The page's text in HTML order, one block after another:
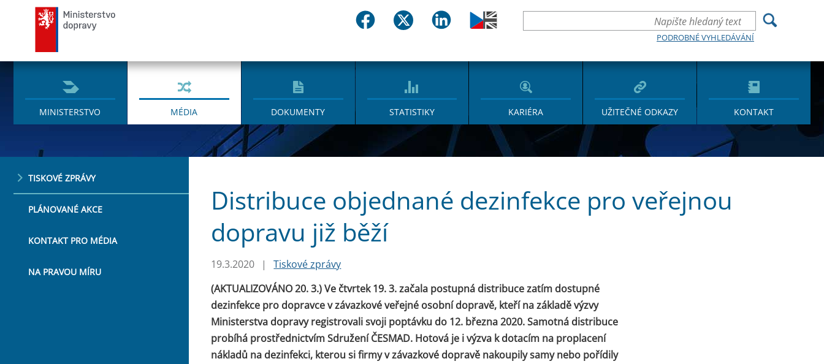
PODROBNÉ VYHLEDÁVÁNÍ
MINISTERSTVO MÉDIA DOKUMENTY STATISTIKY KARIÉRA UŽITEČNÉ ODKAZY KONTAKT
TISKOVÉ ZPRÁVY
PLÁNOVANÉ AKCE
KONTAKT PRO MÉDIA
NA PRAVOU MÍRU
Distribuce objednané dezinfekce pro veřejnou
dopravu již běží
19.3.2020 |
Tiskové zprávy
(AKTUALIZOVÁNO 20. 3.) Ve čtvrtek 19. 3. začala postupná distribuce zatím dostupné
dezinfekce pro dopravce v závazkové veřejné osobní dopravě, kteří na základě výzvy
Ministerstva dopravy registrovali svoji poptávku do 12. března 2020. Samotná distribuce
probíhá prostřednictvím Sdružení ČESMAD. Hotová je i výzva k dotacím na proplacení
nákladů na dezinfekci, kterou si firmy v závazkové dopravě nakoupily samy nebo pořídily